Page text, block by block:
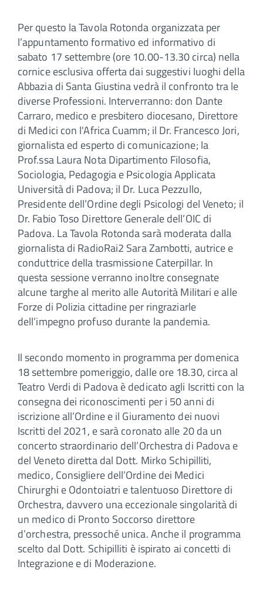
Per questo la Tavola Rotonda organizzata per
l’appuntamento formativo ed informativo di
sabato 17 settembre (ore 10.00-13.30 circa) nella
cornice esclusiva offerta dai suggestivi luoghi della
Abbazia di Santa Giustina vedrà il confronto tra le
diverse Professioni. Interverranno: don Dante
Carraro, medico e presbitero diocesano, Direttore
di Medici con l'Africa Cuamm; il Dr. Francesco Jori,
giornalista ed esperto di comunicazione; la
Prof.ssa Laura Nota Dipartimento Filosofia,
Sociologia, Pedagogia e Psicologia Applicata
Università di Padova; il Dr. Luca Pezzullo,
Presidente dell’Ordine degli Psicologi del Veneto; il
Dr. Fabio Toso Direttore Generale dell’OIC di
Padova. La Tavola Rotonda sarà moderata dalla
giornalista di RadioRai2 Sara Zambotti, autrice e
conduttrice della trasmissione Caterpillar. In
questa sessione verranno inoltre consegnate
alcune targhe al merito alle Autorità Militari e alle
Forze di Polizia cittadine per ringraziarle
dell’impegno profuso durante la pandemia.
Il secondo momento in programma per domenica
18 settembre pomeriggio, dalle ore 18.30, circa al
Teatro Verdi di Padova è dedicato agli Iscritti con la
consegna dei riconoscimenti per i 50 anni di
iscrizione all’Ordine e il Giuramento dei nuovi
Iscritti del 2021, e sarà coronato alle 20 da un
concerto straordinario dell’Orchestra di Padova e
del Veneto diretta dal Dott. Mirko Schipilliti,
medico, Consigliere dell’Ordine dei Medici
Chirurghi e Odontoiatri e talentuoso Direttore di
Orchestra, davvero una eccezionale singolarità di
un medico di Pronto Soccorso direttore
d’orchestra, pressoché unica. Anche il programma
scelto dal Dott. Schipilliti è ispirato ai concetti di
Integrazione e di Moderazione.